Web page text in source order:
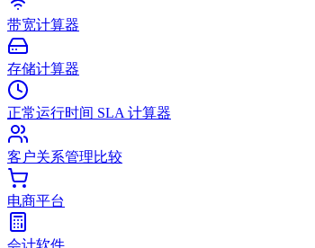
带宽计算器
存储计算器
正常运行时间 SLA 计算器
客户关系管理比较
电商平台
会计软件